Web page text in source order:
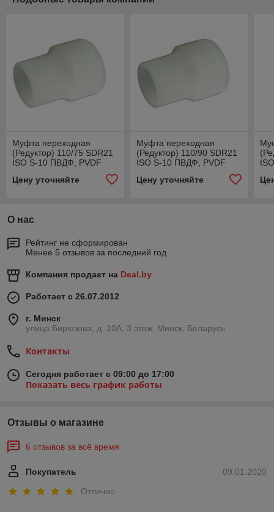
Муфта переходная
(Редуктор) 110/75 SDR21
ISO S-10 ПВДФ, PVDF
Agru
Цену уточняйте
Муфта переходная
(Редуктор) 110/90 SDR21
ISO S-10 ПВДФ, PVDF
Agru
Цену уточняйте
О нас
Рейтинг не сформирован
Менее 5 отзывов за последний год
Компания продает на Deal.by
Работает с 26.07.2012
г. Минск
улица Бирюзова, д. 10А, 3 этаж, Минск, Беларусь
Контакты
Сегодня работает с 09:00 до 17:00
Показать весь график работы
Отзывы о магазине
6 отзывов за всё время
09.01.2020
Покупатель
Отлично